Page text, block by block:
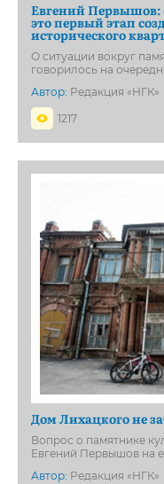
Евгений Первышов:
это первый этап
исторического
О ситуации вокруг
говорилось на
Автор: Редакция «НГК»
1217
Дом Лихацкого не
Вопрос о памятнике
Евгений Первышов на
Автор: Редакция «НГК»